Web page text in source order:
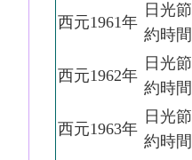
西元1961年
日光節
約時間
西元1962年
日光節
約時間
西元1963年
日光節
約時間